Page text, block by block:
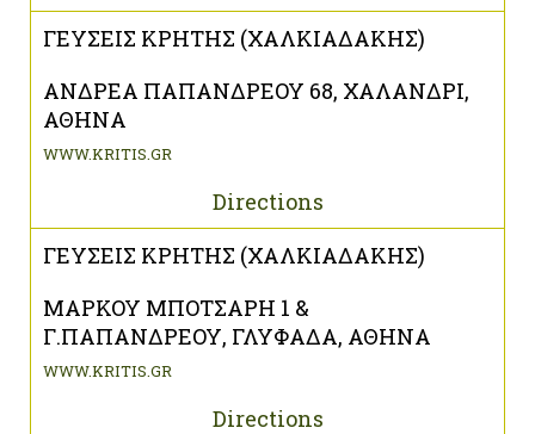
ΓΕΥΣΕΙΣ ΚΡΗΤΗΣ (ΧΑΛΚΙΑΔΑΚΗΣ)
ΑΝΔΡΕΑ ΠΑΠΑΝΔΡΕΟΥ 68, ΧΑΛΑΝΔΡΙ,
ΑΘΗΝΑ
WWW.KRITIS.GR
Directions
ΓΕΥΣΕΙΣ ΚΡΗΤΗΣ (ΧΑΛΚΙΑΔΑΚΗΣ)
ΜΑΡΚΟΥ ΜΠΟΤΣΑΡΗ 1 &
Γ.ΠΑΠΑΝΔΡΕΟΥ, ΓΛΥΦΑΔΑ, ΑΘΗΝΑ
WWW.KRITIS.GR
Directions